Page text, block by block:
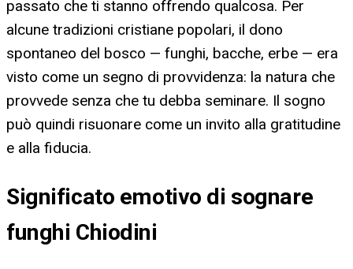
passato che ti stanno offrendo qualcosa. Per
alcune tradizioni cristiane popolari, il dono
spontaneo del bosco — funghi, bacche, erbe — era
visto come un segno di provvidenza: la natura che
provvede senza che tu debba seminare. Il sogno
può quindi risuonare come un invito alla gratitudine
e alla fiducia.
Significato emotivo di sognare
funghi Chiodini